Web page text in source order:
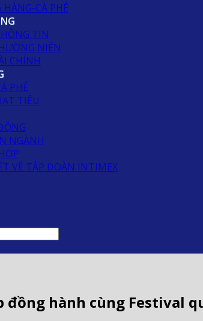
CÀ PHÊ
TIN
NIÊN
CHÍNH
PHÊ
TIÊU
NGÀNH
VỀ TẬP ĐOÀN INTIMEX
hành cùng Festival